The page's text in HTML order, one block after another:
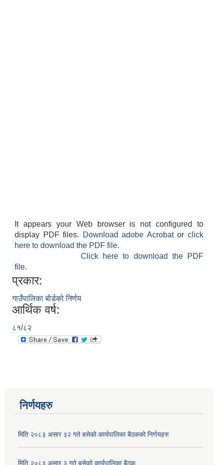
It appears your Web browser is not configured to
display PDF files.
Download adobe Acrobatorclick
here to download the PDF file.
Click here to download the PDF
file.
प्रकार:
गाउँपालिका बोर्डको निर्णय
आर्थिक वर्ष:
८१/८२
निर्णयहरु
मिति २०८३ असार ३२ गते बसेको कार्यपालिका बैठकको निर्णयहरु
मिति २०८३ असार ३ गते बसेको कार्यपालिका बैठक